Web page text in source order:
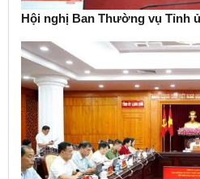
Hội nghị Ban Thường vụ Tỉnh